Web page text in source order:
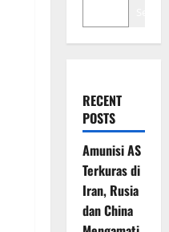
RECENT
POSTS
Amunisi AS
Terkuras di
Iran, Rusia
dan China